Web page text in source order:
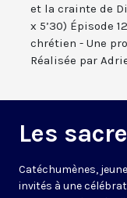
et la crainte de
x 5’30) Épisode
chrétien - Une
Réalisée par
Les
Catéchumènes,
invités à une